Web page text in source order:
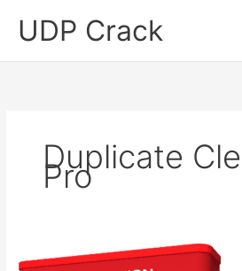
UDP Crack
Duplicate
Pro